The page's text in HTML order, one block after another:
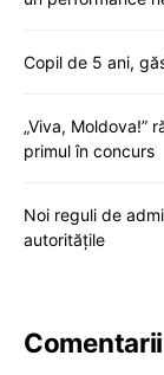
Copil de 5 ani,
„Viva, Moldova!”
primul în concurs
Noi reguli de
autoritățile